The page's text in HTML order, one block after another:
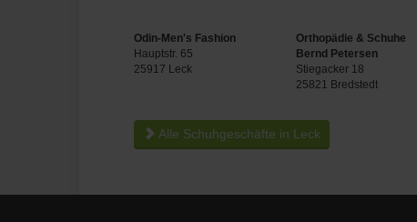
Odin-Men's Fashion
Hauptstr. 65
25917 Leck
Orthopädie & Schuhe
Bernd Petersen
Stiegacker 18
25821 Bredstedt
Alle Schuhgeschäfte in Leck